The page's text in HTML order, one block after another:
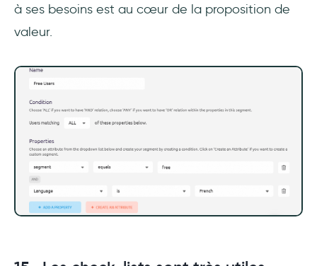
à ses besoins est au cœur de la proposition de
valeur.